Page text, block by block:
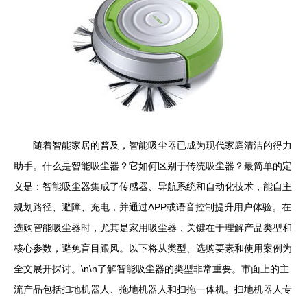
随着智能家居的普及，智能吸尘器已成为现代家庭清洁的得力
助手。什么是智能吸尘器？它如何区别于传统吸尘器？最简单的定
义是：智能吸尘器集成了传感器、导航系统和自动化技术，能自主
规划路径、避障、充电，并通过APP或语音控制提升用户体验。在
选购智能吸尘器时，尤其是家用吸尘器，关键在于理解产品类型和
核心参数，避免盲目跟风。以下将从类型、选购要素和使用案例为
全文展开探讨。\n\n了解智能吸尘器的类型非常重要。市面上的主
流产品包括扫地机器人、拖地机器人和扫拖一体机。扫地机器人专